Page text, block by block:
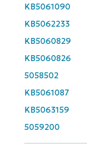
KB5061090
KB5062233
KB5060829
KB5060826
5058502
KB5061087
KB5063159
5059200
Phone
name*